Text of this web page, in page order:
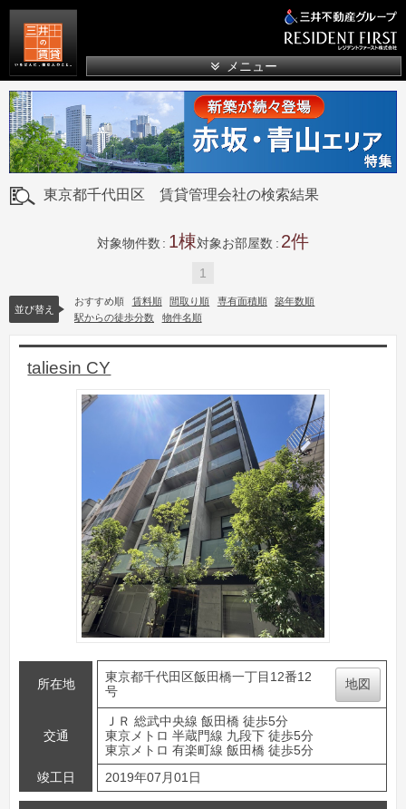
メニュー
東京都千代田区 賃貸管理会社の検索結果
対象物件数 1 対象お部屋数 2
1
並び替え
おすすめ順 賃料順 間取り順 専有面積順
築年数順
駅からの徒歩分数
物件名順
taliesin CY
所在地
東京都千代田区飯田橋一丁目12番12
号
地図
交通
ＪＲ 総武中央線 飯田橋 徒歩5分
東京メトロ 半蔵門線 九段下 徒歩5分
東京メトロ 有楽町線 飯田橋 徒歩5分
竣工日
2019年07月01日